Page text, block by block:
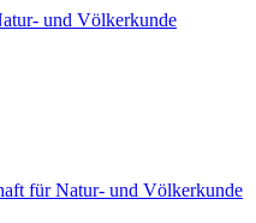
und Völkerkunde
für Natur- und Völkerkunde